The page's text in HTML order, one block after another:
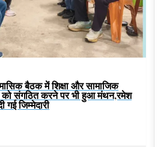
बैठक में शिक्षा और सामाजिक
को संगठित करने पर भी हुआ मंथन,रमेश
गई जिम्मेदारी